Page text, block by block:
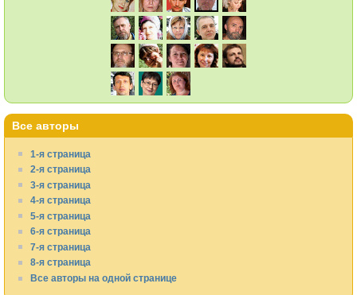
Все авторы
1-я страница
2-я страница
3-я страница
4-я страница
5-я страница
6-я страница
7-я страница
8-я страница
Все авторы на одной странице